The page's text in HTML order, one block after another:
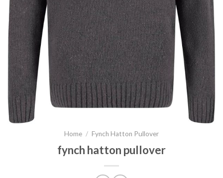
Home / Fynch Hatton Pullover
fynch hatton pullover